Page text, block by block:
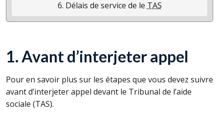
6. Délais de service de le TAS
1. Avant d’interjeter appel
Pour en savoir plus sur les étapes que vous devez suivre
avant d’interjeter appel devant le Tribunal de l’aide
sociale (TAS).